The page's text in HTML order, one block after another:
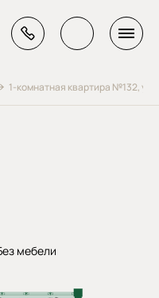
1-комнатная квартира №132, ул.
мебели